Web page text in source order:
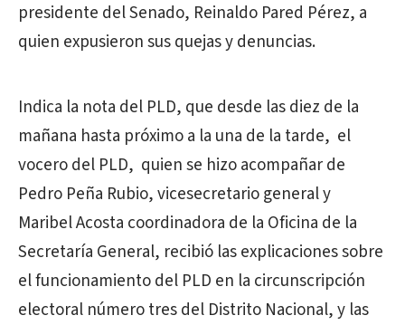
presidente del Senado, Reinaldo Pared Pérez, a
quien expusieron sus quejas y denuncias.
Indica la nota del PLD, que desde las diez de la
mañana hasta próximo a la una de la tarde, el
vocero del PLD, quien se hizo acompañar de
Pedro Peña Rubio, vicesecretario general y
Maribel Acosta coordinadora de la Oficina de la
Secretaría General, recibió las explicaciones sobre
el funcionamiento del PLD en la circunscripción
electoral número tres del Distrito Nacional, y las